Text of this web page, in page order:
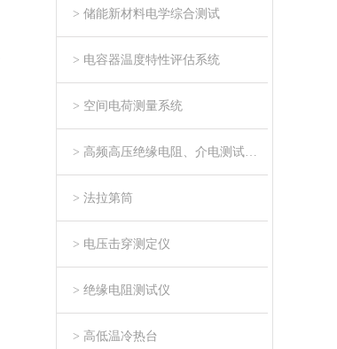
> 储能新材料电学综合测试
> 电容器温度特性评估系统
> 空间电荷测量系统
> 高频高压绝缘电阻、介电测试系统
> 法拉第筒
> 电压击穿测定仪
> 绝缘电阻测试仪
> 高低温冷热台